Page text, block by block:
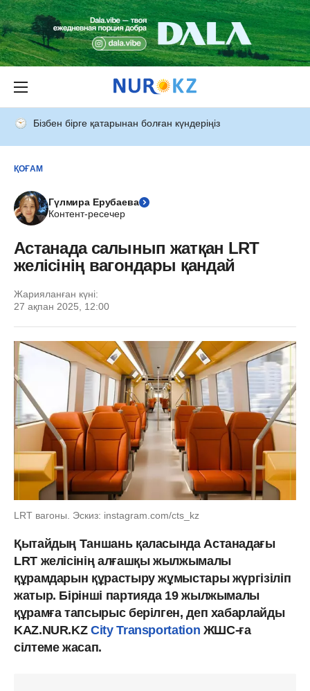
Бізбен бірге қатарынан болған күндеріңіз
ҚОҒАМ
Гүлмира Ерубаева
Контент-ресечер
Астанада салынып жатқан LRT
желісінің вагондары қандай
Жарияланған күні:
27 ақпан 2025, 12:00
LRT вагоны. Эскиз: instagram.com/cts_kz
Қытайдың Таншань қаласында Астанадағы
LRT желісінің алғашқы жылжымалы
құрамдарын құрастыру жұмыстары жүргізіліп
жатыр. Бірінші партияда 19 жылжымалы
құрамға тапсырыс берілген, деп хабарлайды
KAZ.NUR.KZCity Transportation ЖШС-ға
сілтеме жасап.